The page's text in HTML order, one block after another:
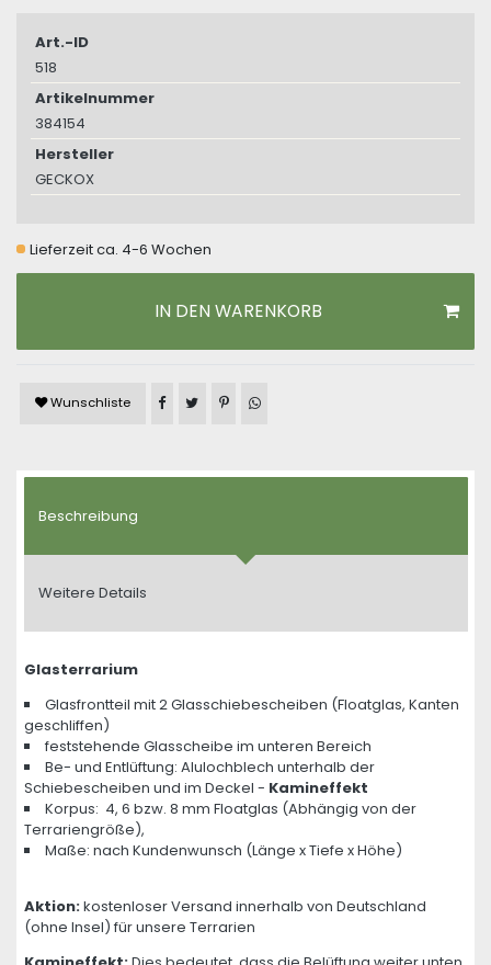
Art.-ID
518
Artikelnummer
384154
Hersteller
GECKOX
Lieferzeit ca. 4-6 Wochen
IN DEN WARENKORB
Wunschliste Artikel auf Facebook teilen
Artikel auf Twitter teilen
Artikel auf Pinterest teilen
Artikel auf WhatsApp teilen
Beschreibung
Weitere Details
Glasterrarium
Glasfrontteil mit 2 Glasschiebescheiben (Floatglas, Kanten
geschliffen)
feststehende Glasscheibe im unteren Bereich
Be- und Entlüftung: Alulochblech unterhalb der
Schiebescheiben und im Deckel - Kamineffekt
Korpus: 4, 6 bzw. 8 mm Floatglas (Abhängig von der
Terrariengröße),
Maße: nach Kundenwunsch (Länge x Tiefe x Höhe)
Aktion:kostenloser Versand innerhalb von Deutschland
(ohne Insel) für unsere Terrarien